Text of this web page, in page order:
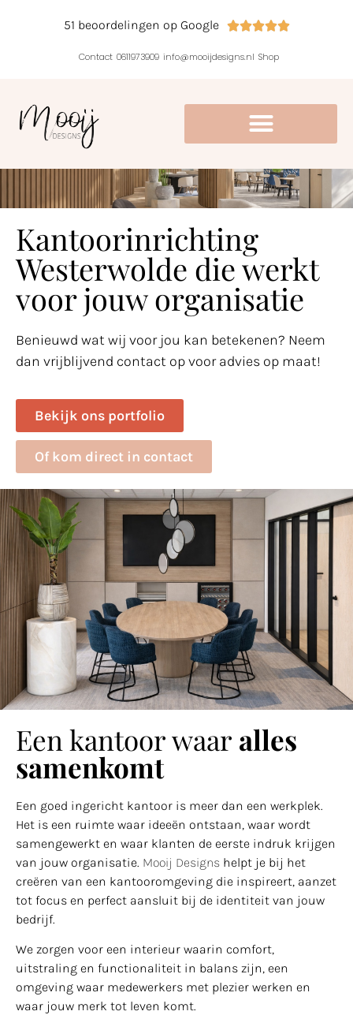
51 beoordelingen op Google 
Contact 0611973909 info@mooijdesigns.nl Shop
Kantoorinrichting
Westerwolde die werkt
voor jouw organisatie
Benieuwd wat wij voor jou kan betekenen? Neem
dan vrijblijvend contact op voor advies op maat!
Bekijk ons portfolio
Of kom direct in contact
Een kantoor waar alles
samenkomt
Een goed ingericht kantoor is meer dan een werkplek.
Het is een ruimte waar ideeën ontstaan, waar wordt
samengewerkt en waar klanten de eerste indruk krijgen
van jouw organisatie. Mooij Designs helpt je bij het
creëren van een kantooromgeving die inspireert, aanzet
tot focus en perfect aansluit bij de identiteit van jouw
bedrijf.
We zorgen voor een interieur waarin comfort,
uitstraling en functionaliteit in balans zijn, een
omgeving waar medewerkers met plezier werken en
waar jouw merk tot leven komt.